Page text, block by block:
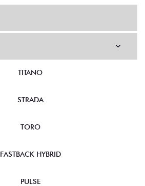
TITANO
STRADA
TORO
FASTBACK HYBRID
PULSE